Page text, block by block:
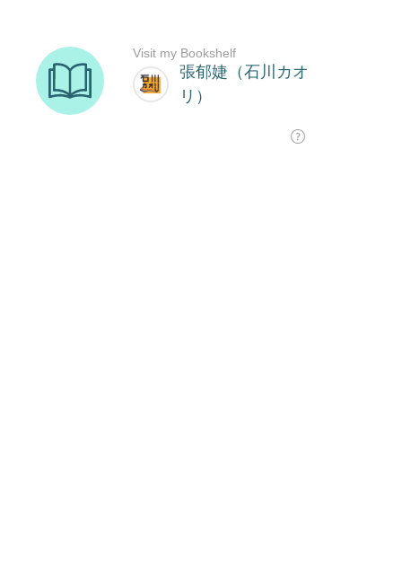
張郁婕（石川カオ
リ）
Visit my Bookshelf